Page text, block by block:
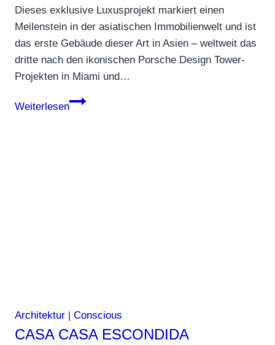
Dieses exklusive Luxusprojekt markiert einen
Meilenstein in der asiatischen Immobilienwelt und ist
das erste Gebäude dieser Art in Asien – weltweit das
dritte nach den ikonischen Porsche Design Tower-
Projekten in Miami und…
Weiterlesen
Porsche
Architektur | Conscious
CASA CASA ESCONDIDA